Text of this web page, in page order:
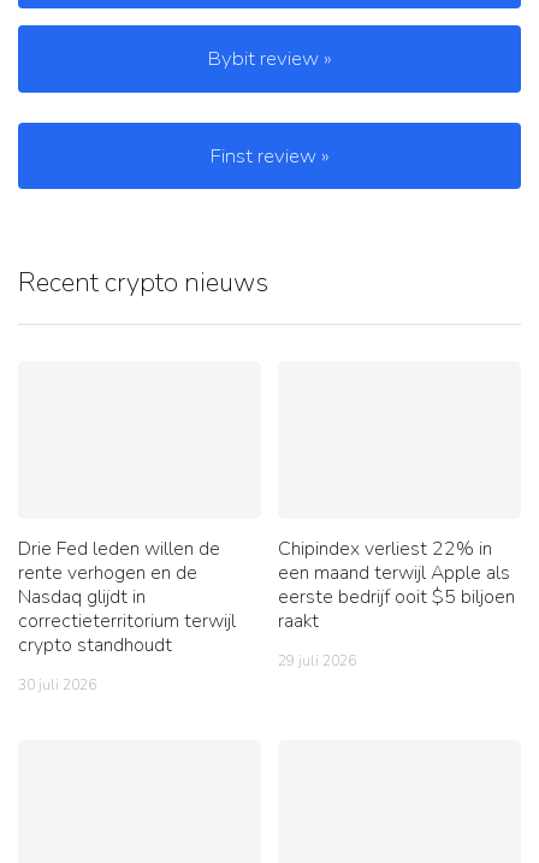
Bybit review »
Finst review »
Recent crypto nieuws
Drie Fed leden willen de
rente verhogen en de
Nasdaq glijdt in
correctieterritorium terwijl
crypto standhoudt
30 juli 2026
Chipindex verliest 22% in
een maand terwijl Apple als
eerste bedrijf ooit $5 biljoen
raakt
29 juli 2026